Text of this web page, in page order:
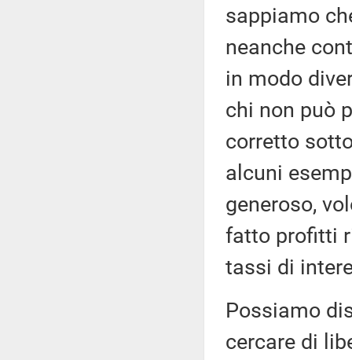
sappiamo
neanche
in modo
chi non può
corretto
alcuni
generoso,
fatto profitti
tassi di
Possiamo
cercare di